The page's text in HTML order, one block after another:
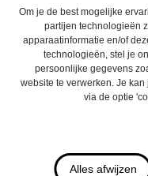
Om je de best mogelijke
partijen technologieën
apparaatinformatie en/of
technologieën, stel je
persoonlijke gegevens
website te verwerken. Je
via de optie
Alles afwijzen